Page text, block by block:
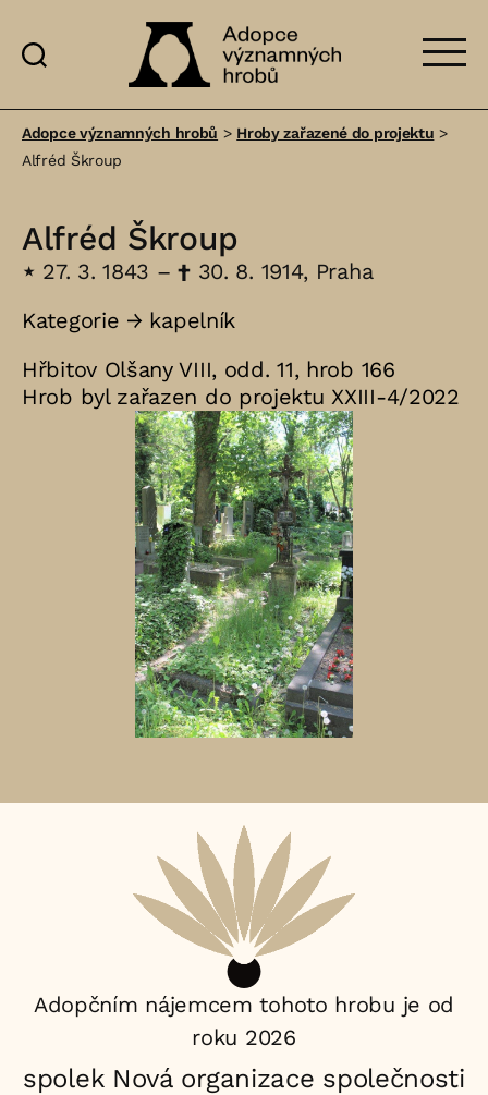
významných
Adopce významných hrobů > Hroby zařazené do projektu >
Alfréd Škroup
Alfréd Škroup
⋆ 27. 3. 1843 –†30. 8. 1914, Praha
Kategorie → kapelník
Hřbitov Olšany VIII, odd. 11, hrob 166
Hrob byl zařazen do projektu XXIII-4/2022
nájemce:
Adopčním nájemcem tohoto hrobu je od
roku 2026
spolek Nová organizace společnosti